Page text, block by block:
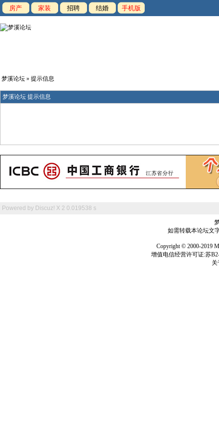
房产 家装 招聘 结婚 手机版
梦溪论坛 » 提示信息
梦溪论坛 提示信息
Powered by Discuz! X 2 0.019538 s
如需转载本论坛文
Copyright © 2000-2019
增值电信经营许可证:苏
关